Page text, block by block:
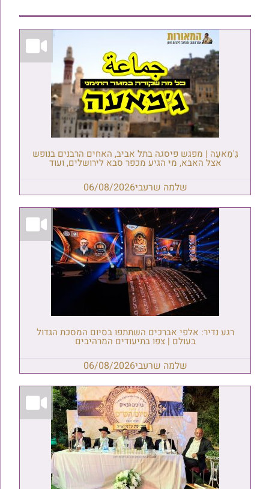
גַ'מַאעַה | מפגש פיסגה בתל אביב, האחים הרבנים בנופש
אצל האבא, מי הגיע מכפר סבא לירושלים, ועוד
שלמה שרעבי06/08/2026
רגע נדיר: אלפי אברכים השתתפו בסיום המסכת הגדול
בעולם | צפו בתיעודים המרהיבים
שלמה שרעבי06/08/2026